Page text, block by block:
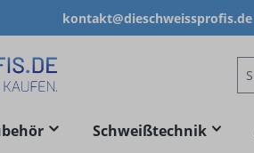
kontakt@dieschweissprofis.de
Schweißtechnik